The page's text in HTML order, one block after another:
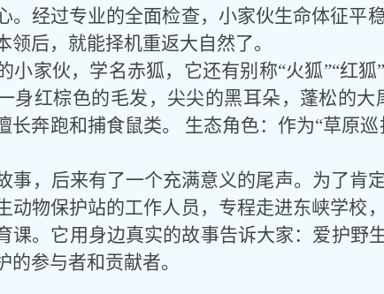
。经过专业的全面检查，小家伙生命体征平
领后，就能择机重返大自然了。
小家伙，学名赤狐，它还有别称“火狐”“红
身红棕色的毛发，尖尖的黑耳朵，蓬松的
长奔跑和捕食鼠类。 生态角色：作为“草原
事，后来有了一个充满意义的尾声。为了肯
动物保护站的工作人员，专程走进东峡学校
课。它用身边真实的故事告诉大家：爱护野
的参与者和贡献者。